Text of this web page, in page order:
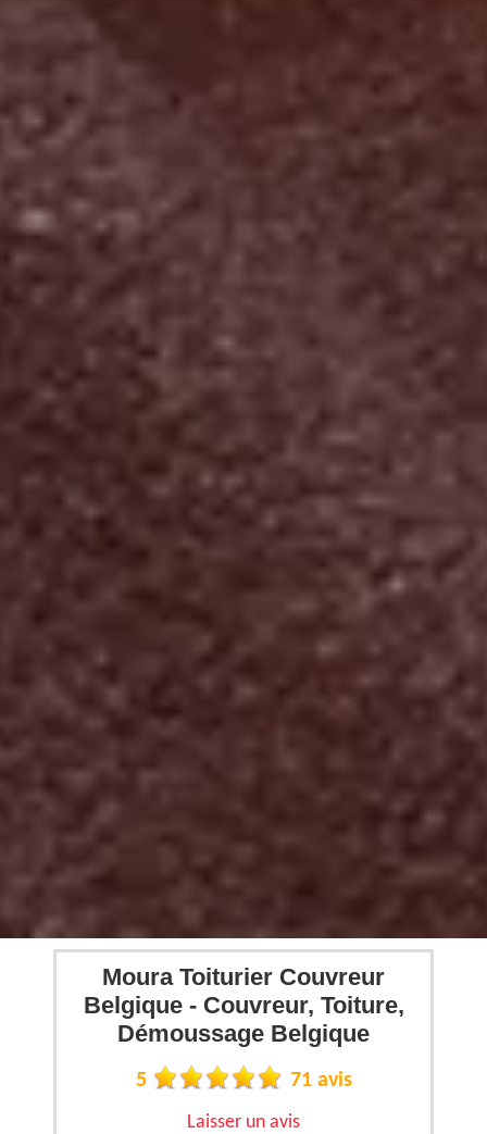
Moura Toiturier Couvreur
Belgique - Couvreur, Toiture,
Démoussage Belgique
5 71 avis
Laisser un avis